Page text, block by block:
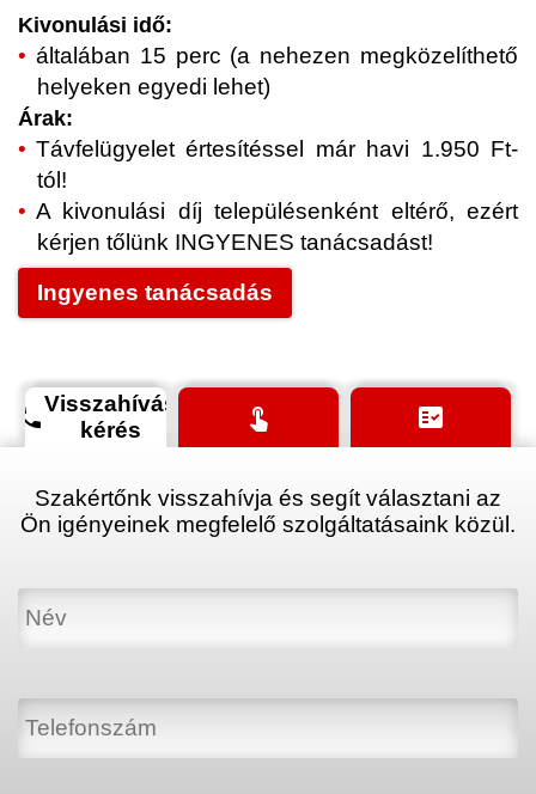
Kivonulási idő:
általában 15 perc (a nehezen megközelíthető
helyeken egyedi lehet)
Árak:
Távfelügyelet értesítéssel már havi 1.950 Ft-
tól!
A kivonulási díj településenként eltérő, ezért
kérjen tőlünk INGYENES tanácsadást!
Ingyenes tanácsadás
phoneVisszahívás
kérés
touch_app fact_check
Szakértőnk visszahívja és segít választani az
Ön igényeinek megfelelő szolgáltatásaink közül.